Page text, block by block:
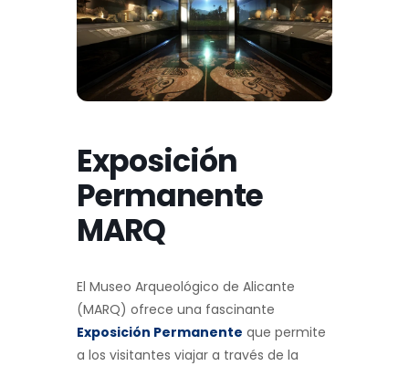
Exposición
Permanente
MARQ
El Museo Arqueológico de Alicante
(MARQ) ofrece una fascinante
Exposición Permanente que permite
a los visitantes viajar a través de la